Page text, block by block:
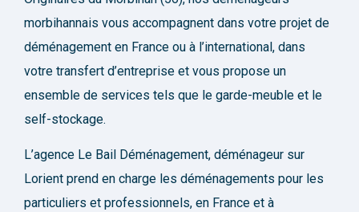
morbihannais vous accompagnent dans votre projet de
déménagement en France ou à l’international, dans
votre transfert d’entreprise et vous propose un
ensemble de services tels que le garde-meuble et le
self-stockage.
L’agence Le Bail Déménagement, déménageur sur
Lorient prend en charge les déménagements pour les
particuliers et professionnels, en France et à